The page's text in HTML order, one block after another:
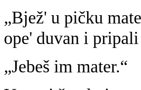
„Bjež' u pičku
ope' duvan i
„Jebeš im mater.“